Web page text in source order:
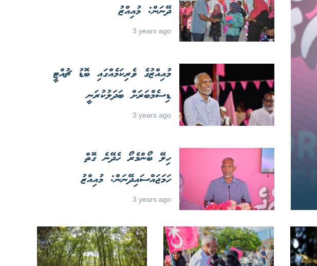
ދޭނަން: މުއިއްޒު
3 years ago
މުއިއްޒުގެ ވެރިކަމެއްގައި ބޮޑު ޗުއްޓީ
ޑިސެމްބަރަށް ބަދަލުކުރަނީ
3 years ago
ހިލޭ ބޯންމެރޯ ހެދޭނެ ގޮތް
ހަމަޖައްސައިދޭނަން: މުއިއްޒު
3 years ago